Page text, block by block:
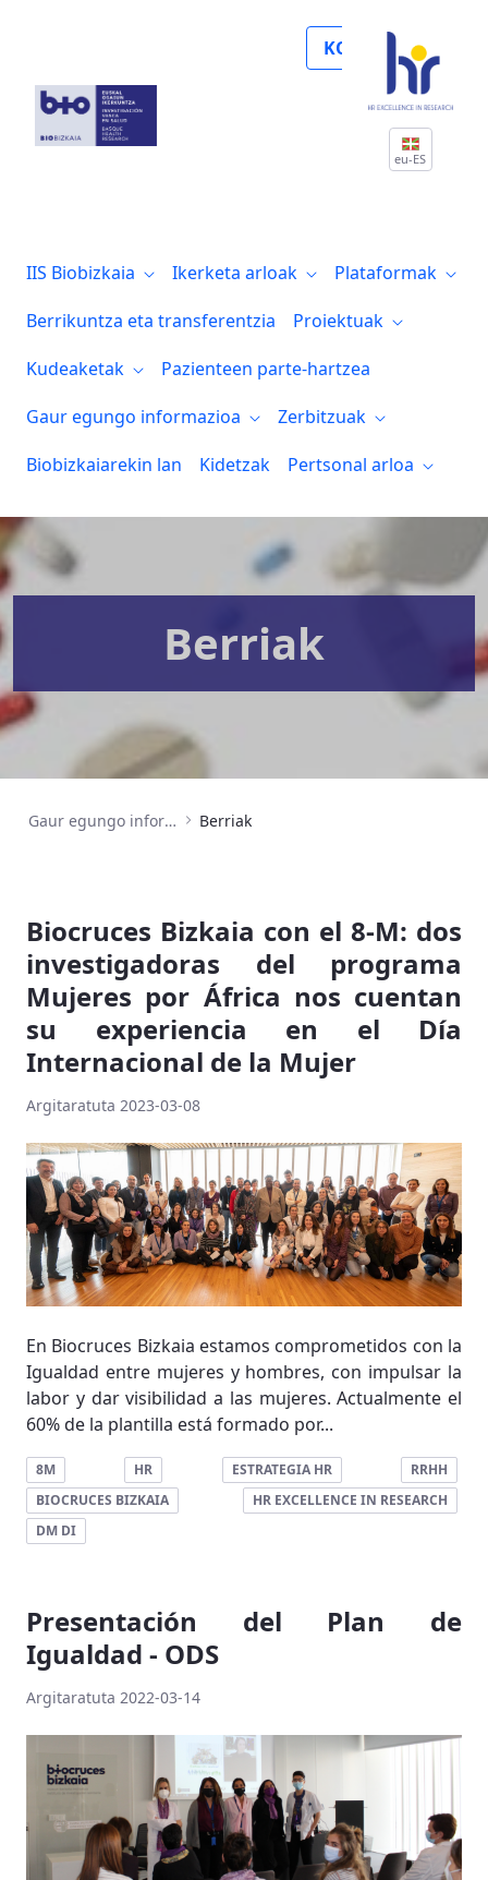
KOLABORATU
eu-ES
IIS Biobizkaia Ikerketa arloak
Plataformak
Berrikuntza eta transferentzia
Proiektuak
Kudeaketak
Pazienteen parte-hartzea
Gaur egungo informazioa
Zerbitzuak
Biobizkaiarekin lan
Kidetzak Pertsonal arloa
Berriak
Gaur egungo informazioa Berriak
Biocruces Bizkaia con el 8-M: dos
investigadoras del programa
Mujeres por África nos cuentan
su experiencia en el Día
Internacional de la Mujer
Argitaratuta 2023-03-08
En Biocruces Bizkaia estamos comprometidos con la
Igualdad entre mujeres y hombres, con impulsar la
labor y dar visibilidad a las mujeres. Actualmente el
60% de la plantilla está formado por...
8M HR ESTRATEGIA HR
RRHH
BIOCRUCES BIZKAIA
HR EXCELLENCE IN RESEARCH
DM DI
Presentación del Plan de
Igualdad - ODS
Argitaratuta 2022-03-14